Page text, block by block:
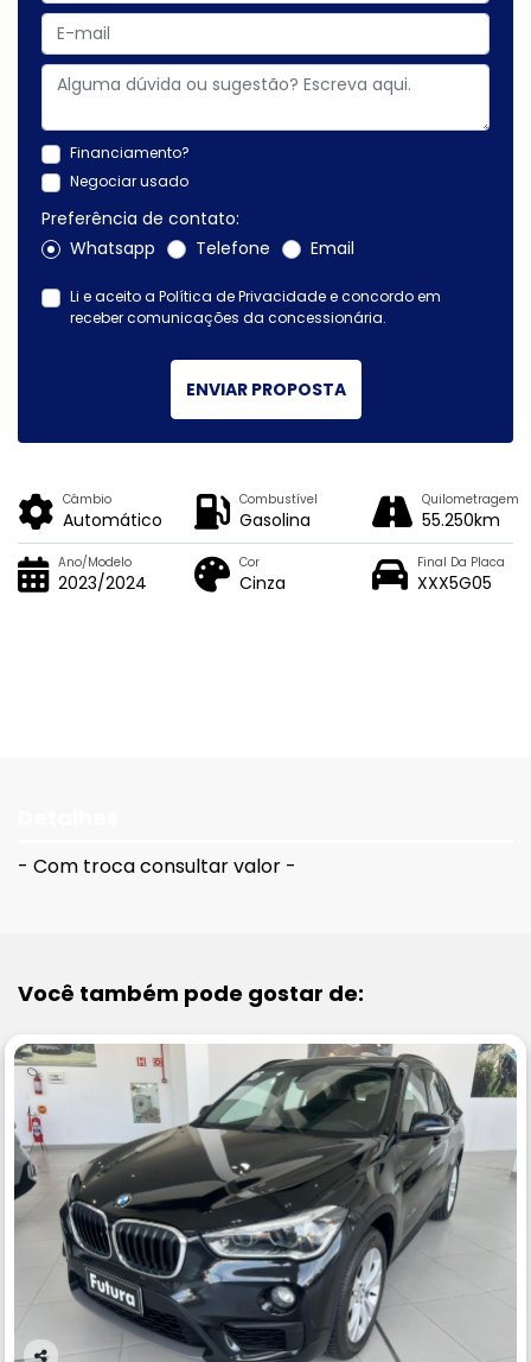
Financiamento?
Negociar usado
Preferência de contato:
Whatsapp
Telefone Email
Li e aceito a Política de Privacidadee concordo em
receber comunicações da concessionária.
ENVIAR PROPOSTA
Câmbio
Automático
Combustível
Gasolina
Quilometragem
55.250km
Ano/Modelo
2023/2024
Cor
Cinza
Final Da Placa
XXX5G05
- Com troca consultar valor -
Você também pode gostar de: